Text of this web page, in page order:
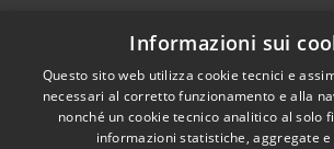
RSS
Accessibilità
Informazioni sui
Questo sito web utilizza cookie tecnici e
necessari al corretto funzionamento e alla
nonché un cookie tecnico analitico al solo
informazioni statistiche, aggregate